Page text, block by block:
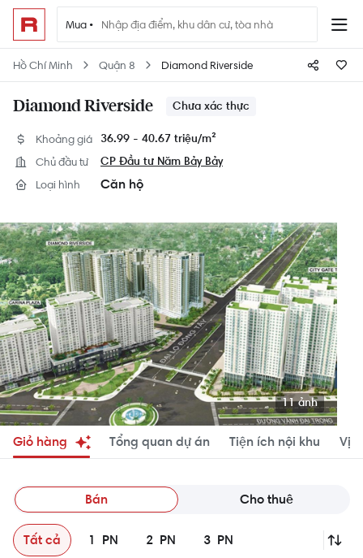
Mua •
Hồ Chí Minh Quận 8 Diamond Riverside
Diamond Riverside Chưa xác thực
11 ảnh
Khoảng giá 36.99 - 40.67 triệu/m²
Chủ đầu tư CP Đầu tư Năm Bảy Bảy
Loại hình Căn hộ
Giỏ hàng Tổng quan dự án Tiện ích nội khu Vị
Bán Cho thuê
Tất cả 1 PN 2 PN 3 PN